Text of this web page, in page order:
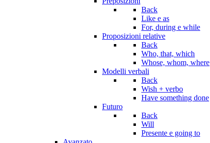
Back
Like e as
For, during e while
Proposizioni relative
Back
Who, that, which
Whose, whom, where
Modelli verbali
Back
Wish + verbo
Have something done
Futuro
Back
Will
Presente e going to